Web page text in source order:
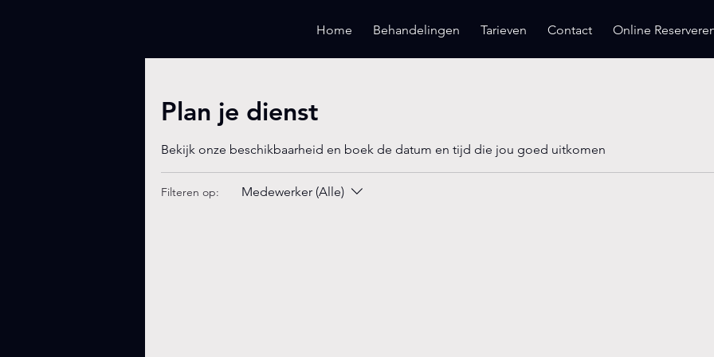
Home Behandelingen Tarieven Contact Online
Plan je dienst
Bekijk onze beschikbaarheid en boek de datum en tijd die jou goed uitkomen
Filteren op: Medewerker (Alle)